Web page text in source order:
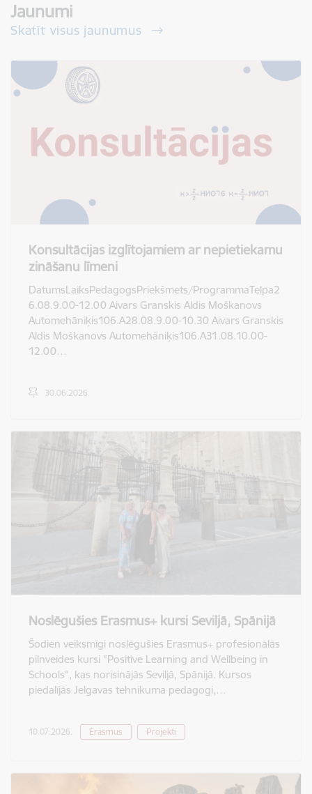
Jaunumi
Skatīt visus jaunumus
Konsultācijas izglītojamiem ar nepietiekamu
zināšanu līmeni
DatumsLaiksPedagogsPriekšmets/ProgrammaTelpa2
6.08.9.00-12.00 Aivars Granskis Aldis Moškanovs
Automehāniķis106.A28.08.9.00-10.30 Aivars Granskis
Aldis Moškanovs Automehāniķis106.A31.08.10.00-
12.00…
30.06.2026.
Noslēgušies Erasmus+ kursi Seviljā, Spānijā
Šodien veiksmīgi noslēgušies Erasmus+ profesionālās
pilnveides kursi "Positive Learning and Wellbeing in
Schools", kas norisinājās Seviljā, Spānijā. Kursos
piedalījās Jelgavas tehnikuma pedagogi,…
10.07.2026. Erasmus Projekti